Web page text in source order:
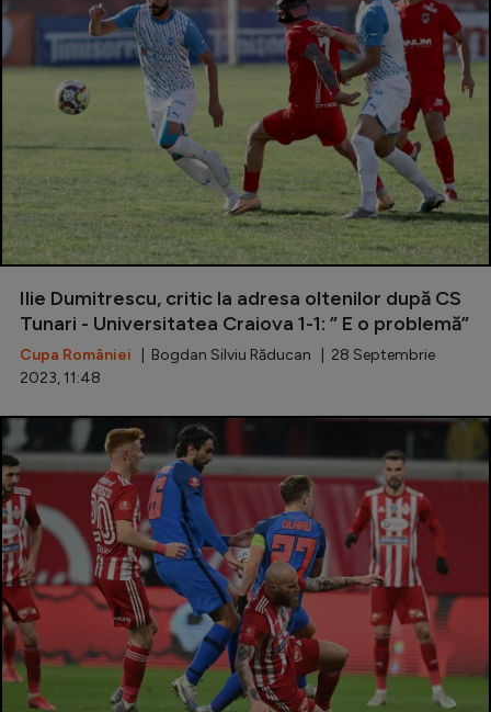
Ilie Dumitrescu, critic la adresa oltenilor după CS
Tunari - Universitatea Craiova 1-1: ” E o problemă”
Cupa României | Bogdan Silviu Răducan | 28 Septembrie
2023, 11:48